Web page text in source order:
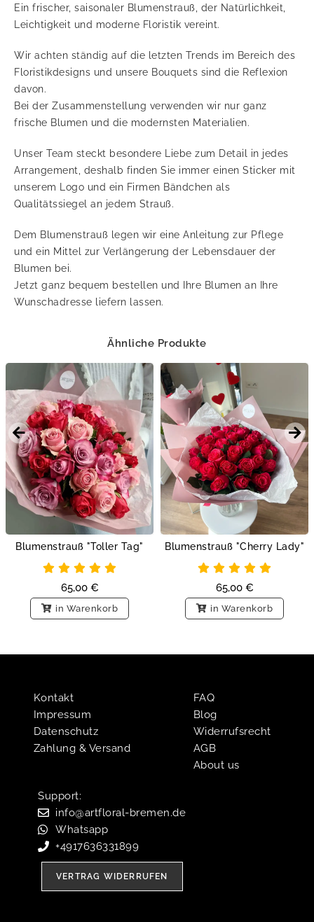
Ein frischer, saisonaler Blumenstrauß, der Natürlichkeit,
Leichtigkeit und moderne Floristik vereint.
Wir achten ständig auf die letzten Trends im Bereich des
Floristikdesigns und unsere Bouquets sind die Reflexion
davon.
Bei der Zusammenstellung verwenden wir nur ganz
frische Blumen und die modernsten Materialien.
Unser Team steckt besondere Liebe zum Detail in jedes
Arrangement, deshalb finden Sie immer einen Sticker mit
unserem Logo und ein Firmen Bändchen als
Qualitätssiegel an jedem Strauß.
Dem Blumenstrauß legen wir eine Anleitung zur Pflege
und ein Mittel zur Verlängerung der Lebensdauer der
Blumen bei.
Jetzt ganz bequem bestellen und Ihre Blumen an Ihre
Wunschadresse liefern lassen.
Ähnliche Produkte
Blumenstrauß "Toller Tag"
65,00 €
in Warenkorb
Blumenstrauß "Cherry Lady"
65,00 €
in Warenkorb
Kontakt
Impressum
Datenschutz
Zahlung & Versand
FAQ
Blog
Widerrufsrecht
AGB
About us
Support:​
info@artfloral-bremen.de
Whatsapp
+4917636331899
VERTRAG WIDERRUFEN